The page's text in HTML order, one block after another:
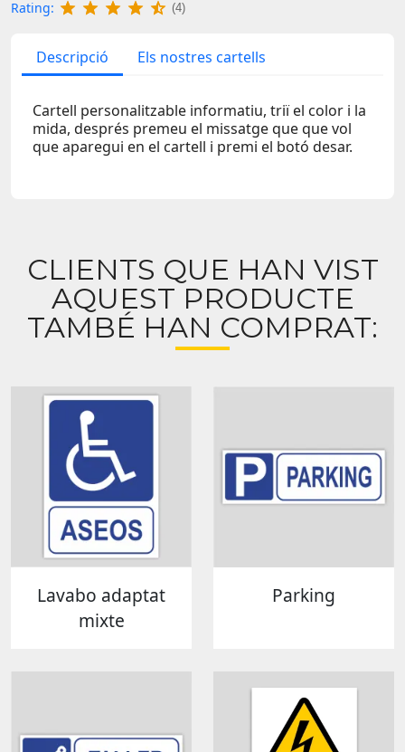
Rating: (4)
Descripció Els nostres cartells
Cartell personalitzable informatiu, triï el color i la
mida, després premeu el missatge que que vol
que aparegui en el cartell i premi el botó desar.
CLIENTS QUE HAN VIST
AQUEST PRODUCTE
TAMBÉ HAN COMPRAT:
Lavabo adaptat
mixte
Parking